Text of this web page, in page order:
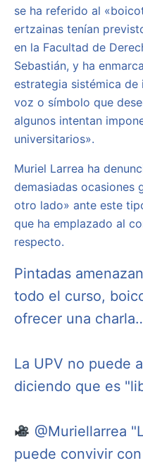
se ha referido al
ertzainas tenían
en la Facultad de
Sebastián, y ha
estrategia sistémica de
voz o símbolo que
algunos intentan
universitarios».
Muriel Larrea ha
demasiadas ocasiones
otro lado» ante este
que ha emplazado al
respecto.
Pintadas
todo el curso,
ofrecer una
La UPV no puede
diciendo que es
@Muriellarrea
puede convivir